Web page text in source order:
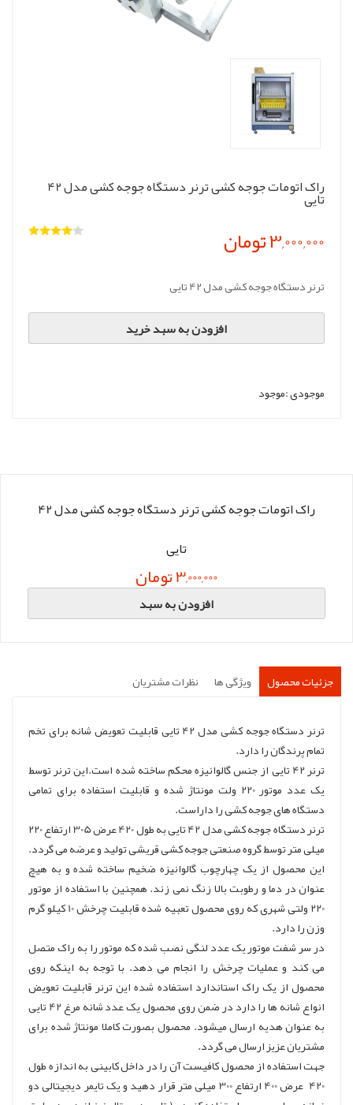
راک اتومات جوجه کشی ترنر دستگاه جوجه کشی مدل 42 تایی
3,000,000 تومان
ترنر دستگاه جوجه کشی مدل 42 تایی
افزودن به سبد خرید
موجودی :موجود
راک اتومات جوجه کشی ترنر دستگاه جوجه کشی مدل 42
تایی
3,000,000 تومان
افزودن به سبد
جزئیات محصول ویژگی ها نظرات مشتریان
ترنر دستگاه جوجه کشی مدل 42 تایی قابلیت تعویض شانه برای تخم
تمام پرندگان را دارد.
ترنر 42 تایی از جنس گالوانیزه محکم ساخته شده است.این ترنر توسط
یک عدد موتور 220 ولت مونتاژ شده و قابلیت استفاده برای تمامی
دستگاه های جوجه کشی را داراست.
ترنر دستگاه جوجه کشی مدل 42 تایی به طول 420 عرض 305 ارتفاع 220
میلی متر توسط گروه صنعتی جوجه کشی قریشی تولید و عرضه می گردد.
این محصول از یک چهارچوب گالوانیزه ضخیم ساخته شده و به هیچ
عنوان در دما و رطوبت بالا زنگ نمی زند. همچنین با استفاده از موتور
220 ولتی شهری که روی محصول تعبیه شده قابلیت چرخش 10 کیلو گرم
وزن را دارد.
در سر شفت موتور یک عدد لنگی نصب شده که موتور را به راک متصل
می کند و عملیات چرخش را انجام می دهد. با توجه به اینکه روی
محصول از یک راک استاندارد استفاده شده این ترنر قابلیت تعویض
انواع شانه ها را دارد در ضمن روی محصول یک عدد شانه مرغ 42 تایی
به عنوان هدیه ارسال میشود. محصول بصورت کاملا مونتاژ شده برای
مشتریان عزیز ارسال می گردد.
جهت استفاده از محصول کافیست آن را در داخل کابینی به اندازه طول
420 عرض 400 ارتفاع 300 میلی متر قرار دهید و یک تایمر دیجیتالی دو